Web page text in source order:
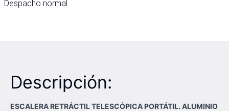
Despacho normal
Descripción:
ESCALERA RETRÁCTIL TELESCÓPICA PORTÁTIL. ALUMINIO